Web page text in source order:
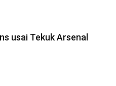
usai Tekuk Arsenal